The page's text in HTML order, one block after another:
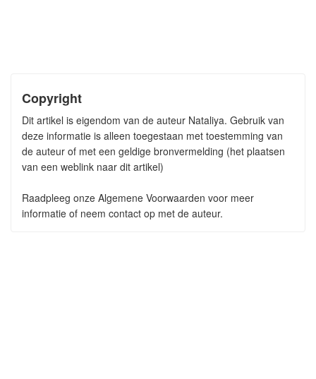
Copyright
Dit artikel is eigendom van de auteur Nataliya. Gebruik van
deze informatie is alleen toegestaan met toestemming van
de auteur of met een geldige bronvermelding (het plaatsen
van een weblink naar dit artikel)
Raadpleeg onze Algemene Voorwaarden voor meer
informatie of neem contact op met de auteur.